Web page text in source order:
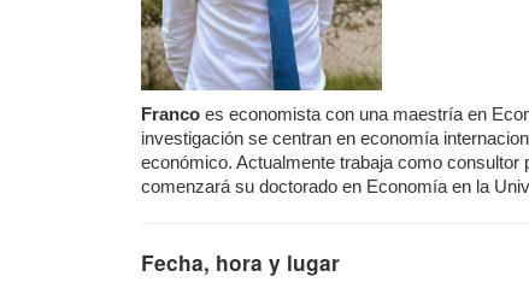
Franco es economista con una maestría en
investigación se centran en economía
económico. Actualmente trabaja como
comenzará su doctorado en Economía en la
Fecha, hora y lugar